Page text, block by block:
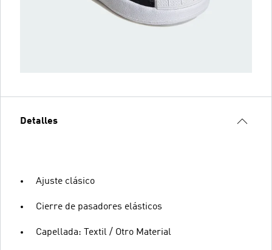
Detalles
Ajuste clásico
Cierre de pasadores elásticos
Capellada: Textil / Otro Material